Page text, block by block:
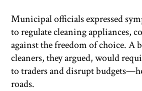
Municipal officials expressed
to regulate cleaning appliances,
against the freedom of choice. A
cleaners, they argued, would
to traders and disrupt
roads.